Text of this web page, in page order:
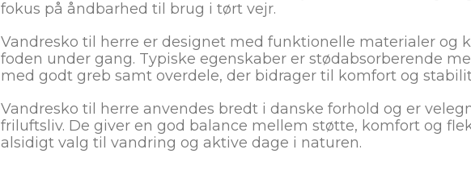
fokus på åndbarhed til brug i tørt vejr.
Vandresko til herre er designet med funktionelle materialer og
foden under gang. Typiske egenskaber er stødabsorberende
med godt greb samt overdele, der bidrager til komfort og
Vandresko til herre anvendes bredt i danske forhold og er
friluftsliv. De giver en god balance mellem støtte, komfort og
alsidigt valg til vandring og aktive dage i naturen.